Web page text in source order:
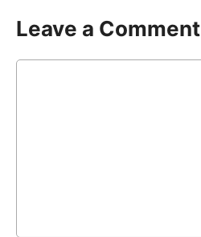
Leave a Comment
Comment